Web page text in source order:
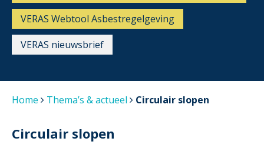
VERAS Webtool Asbestregelgeving
VERAS nieuwsbrief
Home Thema’s & actueel Circulair slopen
Circulair slopen